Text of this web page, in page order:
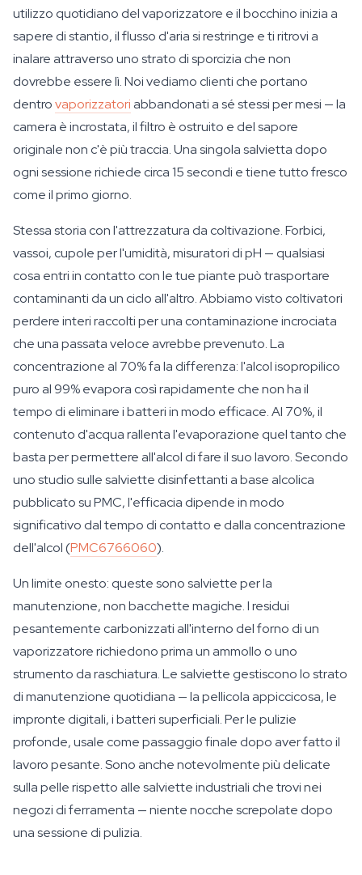
utilizzo quotidiano del vaporizzatore e il bocchino inizia a
sapere di stantio, il flusso d'aria si restringe e ti ritrovi a
inalare attraverso uno strato di sporcizia che non
dovrebbe essere lì. Noi vediamo clienti che portano
dentrovaporizzatoriabbandonati a sé stessi per mesi — la
camera è incrostata, il filtro è ostruito e del sapore
originale non c'è più traccia. Una singola salvietta dopo
ogni sessione richiede circa 15 secondi e tiene tutto fresco
come il primo giorno.
Stessa storia con l'attrezzatura da coltivazione. Forbici,
vassoi, cupole per l'umidità, misuratori di pH — qualsiasi
cosa entri in contatto con le tue piante può trasportare
contaminanti da un ciclo all'altro. Abbiamo visto coltivatori
perdere interi raccolti per una contaminazione incrociata
che una passata veloce avrebbe prevenuto. La
concentrazione al 70% fa la differenza: l'alcol isopropilico
puro al 99% evapora così rapidamente che non ha il
tempo di eliminare i batteri in modo efficace. Al 70%, il
contenuto d'acqua rallenta l'evaporazione quel tanto che
basta per permettere all'alcol di fare il suo lavoro. Secondo
uno studio sulle salviette disinfettanti a base alcolica
pubblicato su PMC, l'efficacia dipende in modo
significativo dal tempo di contatto e dalla concentrazione
dell'alcol (PMC6766060).
Un limite onesto: queste sono salviette per la
manutenzione, non bacchette magiche. I residui
pesantemente carbonizzati all'interno del forno di un
vaporizzatore richiedono prima un ammollo o uno
strumento da raschiatura. Le salviette gestiscono lo strato
di manutenzione quotidiana — la pellicola appiccicosa, le
impronte digitali, i batteri superficiali. Per le pulizie
profonde, usale come passaggio finale dopo aver fatto il
lavoro pesante. Sono anche notevolmente più delicate
sulla pelle rispetto alle salviette industriali che trovi nei
negozi di ferramenta — niente nocche screpolate dopo
una sessione di pulizia.